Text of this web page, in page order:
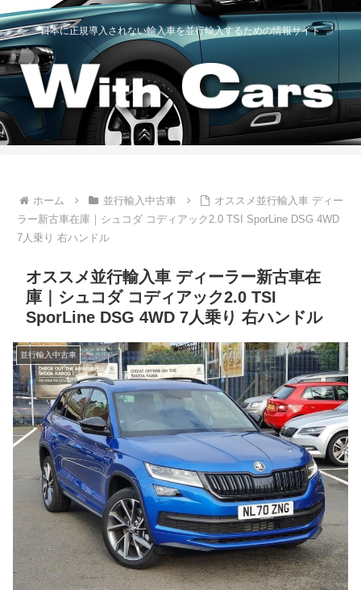
日本に正規導入されない輸入車を並行輸入するための情報サイト
ホーム 並行輸入中古車
オススメ並行輸入車 ディー
ラー新古車在庫｜シュコダ コディアック2.0 TSI SporLine DSG 4WD
7人乗り 右ハンドル
オススメ並行輸入車 ディーラー新古車在
庫｜シュコダ コディアック2.0 TSI
SporLine DSG 4WD 7人乗り 右ハンドル
並行輸入中古車